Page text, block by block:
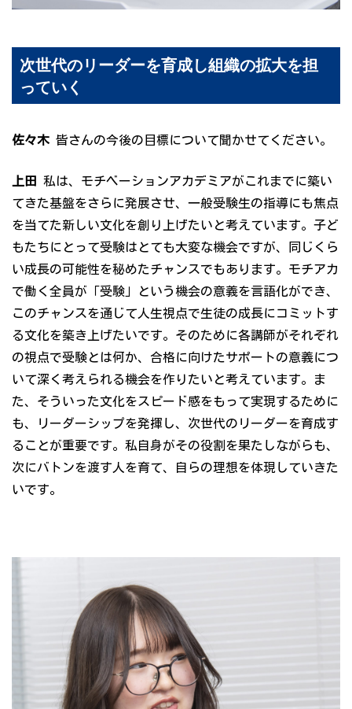
次世代のリーダーを育成し組織の拡大を担
っていく
佐々木 皆さんの今後の目標について聞かせてください。
上田
私は、モチベーションアカデミアがこれまでに築い
てきた基盤をさらに発展させ、一般受験生の指導にも焦点
を当てた新しい文化を創り上げたいと考えています。子ど
もたちにとって受験はとても大変な機会ですが、同じくら
い成長の可能性を秘めたチャンスでもあります。モチアカ
で働く全員が「受験」という機会の意義を言語化ができ、
このチャンスを通じて人生視点で生徒の成長にコミットす
る文化を築き上げたいです。そのために各講師がそれぞれ
の視点で受験とは何か、合格に向けたサポートの意義につ
いて深く考えられる機会を作りたいと考えています。ま
た、そういった文化をスピード感をもって実現するために
も、リーダーシップを発揮し、次世代のリーダーを育成す
ることが重要です。私自身がその役割を果たしながらも、
次にバトンを渡す人を育て、自らの理想を体現していきた
いです。